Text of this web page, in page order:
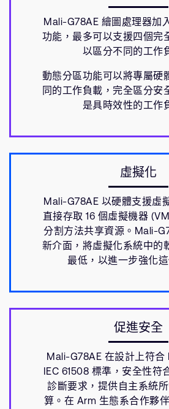
Mali-G78AE 繪圖處理器加
功能，最多可以支援四個完
以區分不同的工作
動態分區功能可以將專屬硬
同的工作負載，完全區分安
是具時效性的工作
虛擬化
Mali-G78AE 以硬體支援虛
直接存取 16 個虛擬機器
分割方法共享資源。Mali-
新介面，將虛擬化系統中的
最低，以進一步強化這
促進安全
Mali-G78AE 在設計上符合
IEC 61508 標準，安全性符
診斷要求，提供自主系統
算。在 Arm 生態系合作夥